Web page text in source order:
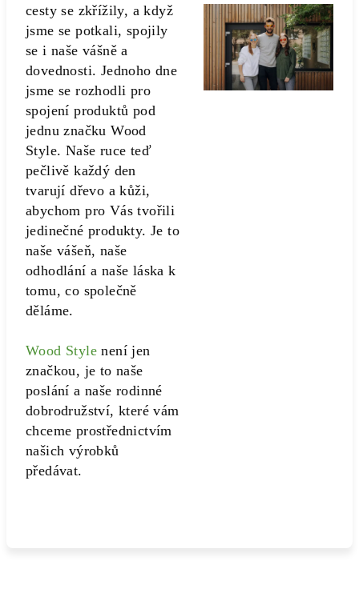
cesty se zkřížily, a když
jsme se potkali, spojily
se i naše vášně a
dovednosti. Jednoho dne
jsme se rozhodli pro
spojení produktů pod
jednu značku Wood
Style. Naše ruce teď
pečlivě každý den
tvarují dřevo a kůži,
abychom pro Vás tvořili
jedinečné produkty. Je to
naše vášeň, naše
odhodlání a naše láska k
tomu, co společně
děláme.
Wood Style není jen
značkou, je to naše
poslání a naše rodinné
dobrodružství, které vám
chceme prostřednictvím
našich výrobků
předávat.